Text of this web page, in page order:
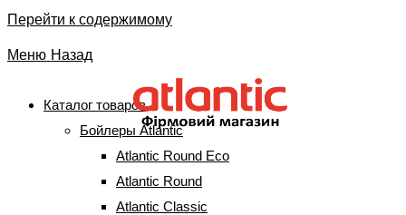
Перейти к содержимому
Меню Назад
Каталог товаров
Бойлеры Atlantic
Atlantic Round Eco
Atlantic Round
Atlantic Classic
Датчик температуры
Vertigo 65